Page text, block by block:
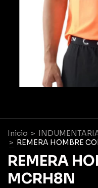
Inicio >
> REMERA HOMBRE
REMERA
MCRH8N